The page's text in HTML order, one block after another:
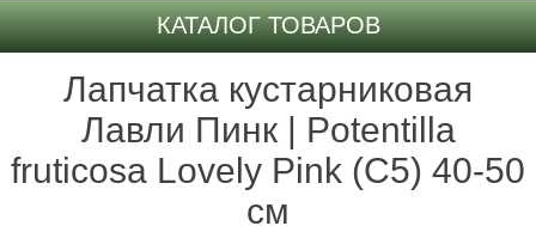
КАТАЛОГ ТОВАРОВ
Лапчатка кустарниковая
Лавли Пинк | Potentilla
fruticosa Lovely Pink (C5) 40-50
см